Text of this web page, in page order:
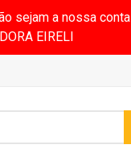
sejam a nossa
EIRELI